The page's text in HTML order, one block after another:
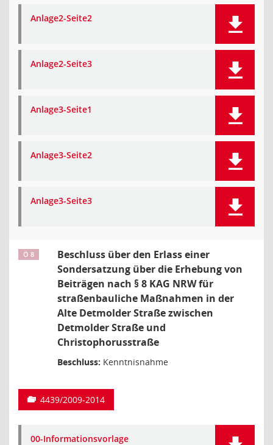
Anlage2-Seite2
Anlage2-Seite3
Anlage3-Seite1
Anlage3-Seite2
Anlage3-Seite3
Ö 8
Beschluss über den Erlass einer
Sondersatzung über die Erhebung von
Beiträgen nach § 8 KAG NRW für
straßenbauliche Maßnahmen in der
Alte Detmolder Straße zwischen
Detmolder Straße und
Christophorusstraße
Beschluss: Kenntnisnahme
4439/2009-2014
00-Informationsvorlage